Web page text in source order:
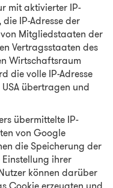
mit aktivierter IP-
IP-Adresse der
Mitgliedstaaten der
Vertragsstaaten des
Wirtschaftsraum
die volle IP-Adresse
übertragen und
übermittelte IP-
von Google
die Speicherung der
ihrer
können darüber